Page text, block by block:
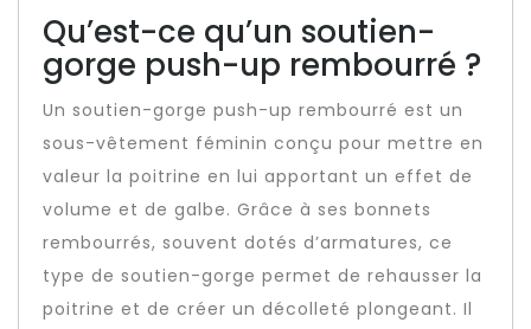
Qu’est-ce qu’un soutien-
gorge push-up rembourré ?
Un soutien-gorge push-up rembourré est un
sous-vêtement féminin conçu pour mettre en
valeur la poitrine en lui apportant un effet de
volume et de galbe. Grâce à ses bonnets
rembourrés, souvent dotés d’armatures, ce
type de soutien-gorge permet de rehausser la
poitrine et de créer un décolleté plongeant. Il